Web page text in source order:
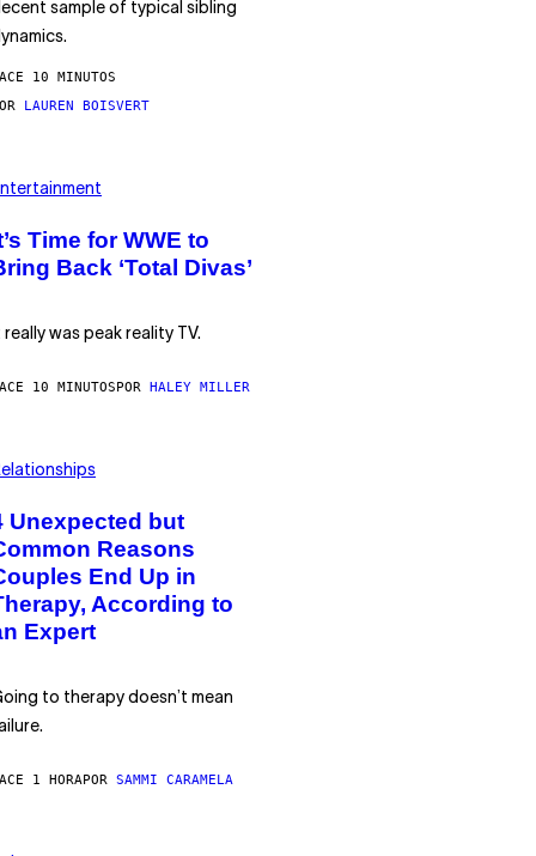
sample of typical sibling
10 MINUTOS
LAUREN BOISVERT
Time for WWE to
Back ‘Total Divas’
really was peak reality TV.
10 MINUTOSPOR HALEY MILLER
Unexpected but
Reasons
End Up in
According to
Expert
to therapy doesn’t mean
1 HORAPOR SAMMI CARAMELA